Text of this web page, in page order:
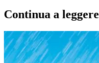
Continua a leggere